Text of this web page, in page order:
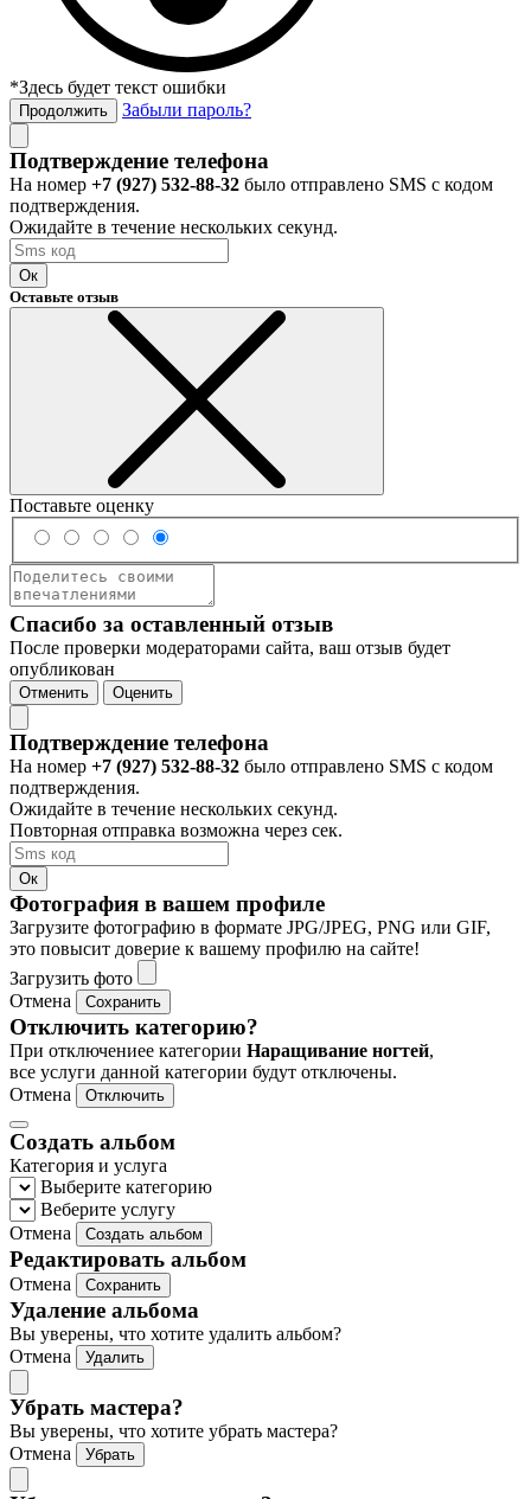
*Здесь будет текст ошибки
Продолжить Забыли пароль?
Подтверждение телефона
На номер +7 (927) 532-88-32 было отправлено SMS с кодом
подтверждения.
Ожидайте в течение нескольких секунд.
Ок
Оставьте отзыв
Поставьте оценку
Спасибо за оставленный отзыв
После проверки модераторами сайта, ваш отзыв будет
опубликован
Отменить Оценить
Подтверждение телефона
На номер +7 (927) 532-88-32 было отправлено SMS с кодом
подтверждения.
Ожидайте в течение нескольких секунд.
Повторная отправка возможна через сек.
Ок
Фотография в вашем профиле
Загрузите фотографию в формате JPG/JPEG, PNG или GIF,
это повысит доверие к вашему профилю на сайте!
Загрузить фото
Отмена
Сохранить
Отключить категорию?
При отключениее категории Наращивание ногтей,
все услуги данной категории будут отключены.
Отмена
Отключить
Создать альбом
Категория и услуга
Выберите категорию
Веберите услугу
Отмена
Создать альбом
Редактировать альбом
Отмена Сохранить
Удаление альбома
Вы уверены, что хотите удалить альбом?
Отмена
Удалить
Убрать мастера?
Вы уверены, что хотите убрать мастера?
Отмена
Убрать